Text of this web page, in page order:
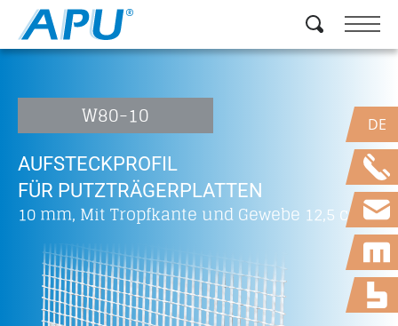
W80-10
AUFSTECKPROFIL
FÜR PUTZTRÄGERPLATTEN
10 mm, Mit Tropfkante und Gewebe 12,5 cm
DE